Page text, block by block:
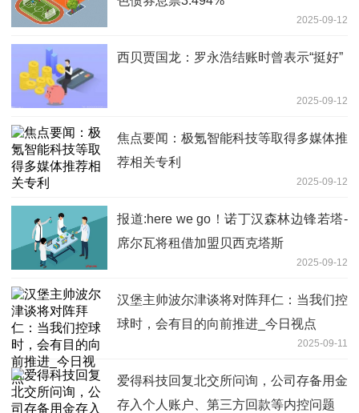
2025-09-12
西贝贾国龙：罗永浩结账时曾表示“挺好”
2025-09-12
焦点要闻：极氪智能科技等取得多媒体推
荐相关专利
2025-09-12
报道:here we go！诺丁汉森林边锋若塔-
席尔瓦将租借加盟贝西克塔斯
2025-09-12
汉堡主帅波尔津谈将对阵拜仁：当我们控
球时，会有目的向前推进_今日视点
2025-09-11
爱得科技回复北交所问询，公司存备用金
存入个人账户、第三方回款等内控问题